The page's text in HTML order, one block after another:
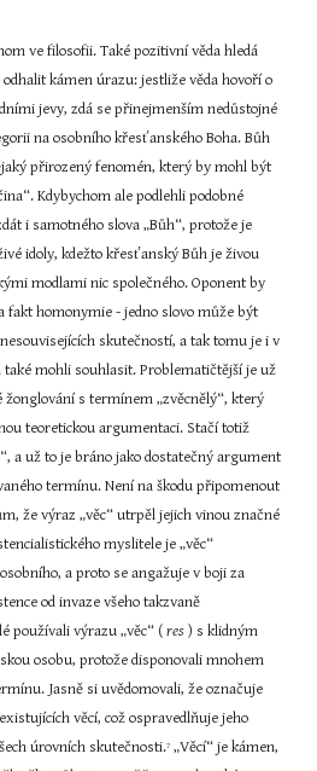
ve filosofii. Také pozitivní věda hledá
kámen úrazu: jestliže věda hovoří o
jevy, zdá se přinejmenším nedůstojné
na osobního křesťanského Boha. Bůh
přirozený fenomén, který by mohl být
Kdybychom ale podlehli podobné
i samotného slova „Bůh“, protože je
idoly, kdežto křesťanský Bůh je živou
modlami nic společného. Oponent by
fakt homonymie - jedno slovo může být
skutečností, a tak tomu je i v
mohli souhlasit. Problematičtější je už
žonglování s termínem „zvěcnělý“, který
teoretickou argumentaci. Stačí totiž
a už to je bráno jako dostatečný argument
termínu. Není na škodu připomenout
že výraz „věc“ utrpěl jejich vinou značné
myslitele je „věc“
a proto se angažuje v boji za
od invaze všeho takzvaně
používali výrazu „věc“ ( res ) s klidným
osobu, protože disponovali mnohem
Jasně si uvědomovali, že označuje
věcí, což ospravedlňuje jeho
úrovních skutečnosti.7 „Věcí“ je kámen,